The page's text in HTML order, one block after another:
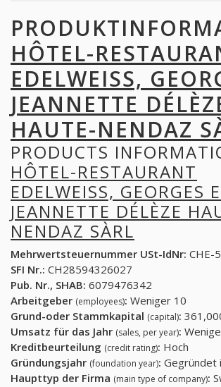
HÔTEL-
EDELWEISS,
JEANNETTE
HAUTE-NENDAZ
PRODUCTS
HÔTEL-RESTAURANT
EDELWEISS, GEORGES
JEANNETTE DÉLÈZE
NENDAZ SÀRL
Mehrwertsteuernummer USt-IdNr: CHE-
SFI Nr.: CH28594326027
Pub. Nr., SHAB: 6079476342
Arbeitgeber (employees): Weniger 10
Grund-oder Stammkapital (capital):
Umsatz für das Jahr (sales, per year):
Kreditbeurteilung (credit rating): Hoch
Gründungsjahr (foundation year): Gegründet
Haupttyp der Firma (main type of company):